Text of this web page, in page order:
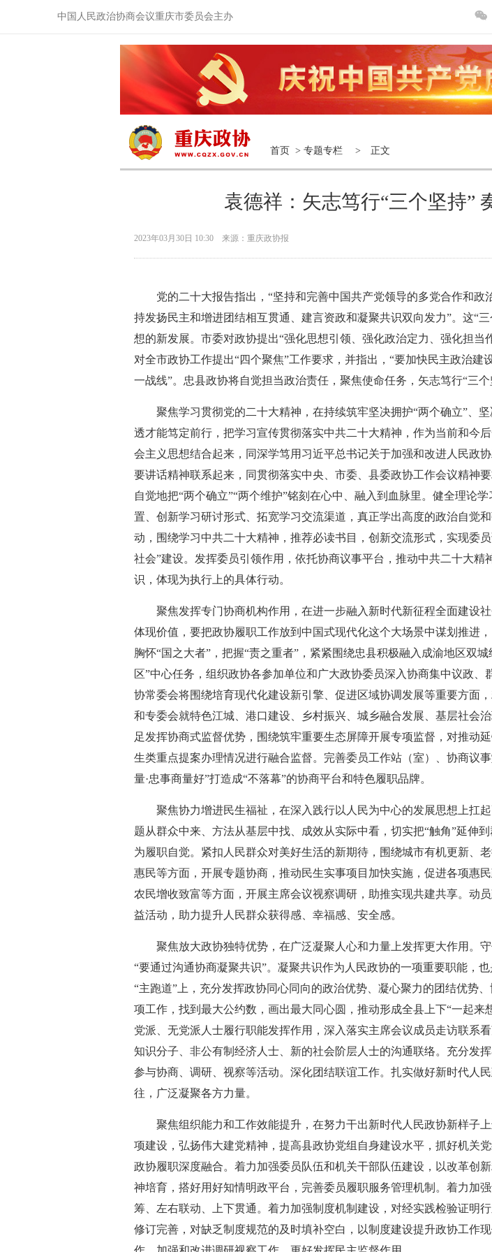
中国人民政治协商会议重庆市委员会主办
首页 > 专题专栏 > 正文
袁德祥：矢志笃行“三个坚持”
2023年03月30日 10:30 来源：重庆政协报
党的二十大报告指出，“坚持和完善中国共产党领导的多党合作和
持发扬民主和增进团结相互贯通、建言资政和凝聚共识双向发力”。这“
想的新发展。市委对政协提出“强化思想引领、强化政治定力、强化担
对全市政协工作提出“四个聚焦”工作要求，并指出，“要加快民主政治
一战线”。忠县政协将自觉担当政治责任，聚焦使命任务，矢志笃行“三
聚焦学习贯彻党的二十大精神，在持续筑牢坚决拥护“两个确立”、
透才能笃定前行，把学习宣传贯彻落实中共二十大精神，作为当前和今
会主义思想结合起来，同深学笃用习近平总书记关于加强和改进人民政
要讲话精神联系起来，同贯彻落实中央、市委、县委政协工作会议精神
自觉地把“两个确立”“两个维护”铭刻在心中、融入到血脉里。健全理论
置、创新学习研讨形式、拓宽学习交流渠道，真正学出高度的政治自觉
动，围绕学习中共二十大精神，推荐必读书目，创新交流形式，实现委
社会”建设。发挥委员引领作用，依托协商议事平台，推动中共二十大
识，体现为执行上的具体行动。
聚焦发挥专门协商机构作用，在进一步融入新时代新征程全面建设
体现价值，要把政协履职工作放到中国式现代化这个大场景中谋划推进
胸怀“国之大者”，把握“责之重者”，紧紧围绕忠县积极融入成渝地区双
区”中心任务，组织政协各参加单位和广大政协委员深入协商集中议政
协常委会将围绕培育现代化建设新引擎、促进区域协调发展等重要方面
和专委会就特色江城、港口建设、乡村振兴、城乡融合发展、基层社会
足发挥协商式监督优势，围绕筑牢重要生态屏障开展专项监督，对推动
生类重点提案办理情况进行融合监督。完善委员工作站（室）、协商议
量·忠事商量好”打造成“不落幕”的协商平台和特色履职品牌。
聚焦协力增进民生福祉，在深入践行以人民为中心的发展思想上扛
题从群众中来、方法从基层中找、成效从实际中看，切实把“触角”延伸
为履职自觉。紧扣人民群众对美好生活的新期待，围绕城市有机更新、
惠民等方面，开展专题协商，推动民生实事项目加快实施，促进各项惠
农民增收致富等方面，开展主席会议视察调研，助推实现共建共享。动
益活动，助力提升人民群众获得感、幸福感、安全感。
聚焦放大政协独特优势，在广泛凝聚人心和力量上发挥更大作用。
“要通过沟通协商凝聚共识”。凝聚共识作为人民政协的一项重要职能，
“主跑道”上，充分发挥政协同心同向的政治优势、凝心聚力的团结优势
项工作，找到最大公约数，画出最大同心圆，推动形成全县上下“一起
党派、无党派人士履行职能发挥作用，深入落实主席会议成员走访联系
知识分子、非公有制经济人士、新的社会阶层人士的沟通联络。充分发
参与协商、调研、视察等活动。深化团结联谊工作。扎实做好新时代人
往，广泛凝聚各方力量。
聚焦组织能力和工作效能提升，在努力干出新时代人民政协新样子
项建设，弘扬伟大建党精神，提高县政协党组自身建设水平，抓好机关
政协履职深度融合。着力加强委员队伍和机关干部队伍建设，以改革创
神培育，搭好用好知情明政平台，完善委员履职服务管理机制。着力加
筹、左右联动、上下贯通。着力加强制度机制建设，对经实践检验证明
修订完善，对缺乏制度规范的及时填补空白，以制度建设提升政协工作